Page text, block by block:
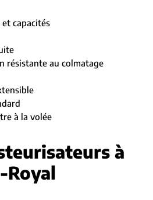
capacités
résistante au colmatage
à la volée
à
Royal